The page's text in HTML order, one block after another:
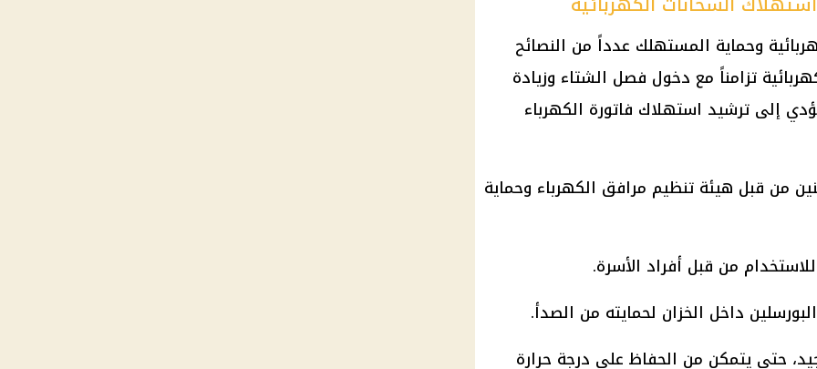
وحماية المستهلك عدداً من النصائح
تزامناً مع دخول فصل الشتاء وزيادة
إلى ترشيد استهلاك فاتورة الكهرباء
من قبل هيئة تنظيم مرافق الكهرباء وحماية
من قبل أفراد الأسرة.
داخل الخزان لحمايته من الصدأ.
حتى يتمكن من الحفاظ على درجة حرارة